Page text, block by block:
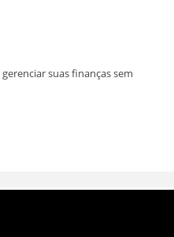
suas finanças sem